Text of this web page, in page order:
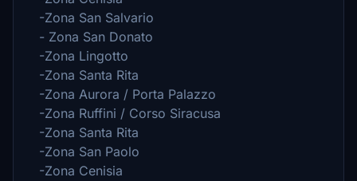
-Zona San Salvario
- Zona San Donato
-Zona Lingotto
-Zona Santa Rita
-Zona Aurora / Porta Palazzo
-Zona Ruffini / Corso Siracusa
-Zona Santa Rita
-Zona San Paolo
-Zona Cenisia